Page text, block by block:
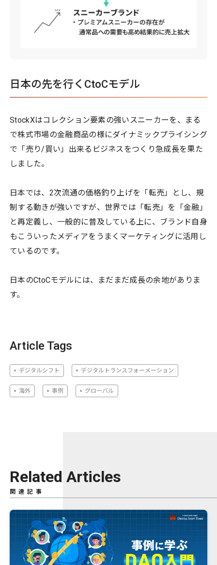
日本の先を行くCtoCモデル
StockXはコレクション要素の強いスニーカーを、まる
で株式市場の金融商品の様にダイナミックプライシング
で「売り/買い」出来るビジネスをつくり急成長を果た
しました。
日本では、2次流通の価格釣り上げを「転売」とし、規
制する動きが強いですが、世界では「転売」を「金融」
と再定義し、一般的に普及している上に、ブランド自身
もこういったメディアをうまくマーケティングに活用し
ているのです。
日本のCtoCモデルには、まだまだ成長の余地がありま
す。
Article Tags
デジタルシフト デジタルトランスフォーメーション
海外 事例 グローバル
Related Articles
関連記事